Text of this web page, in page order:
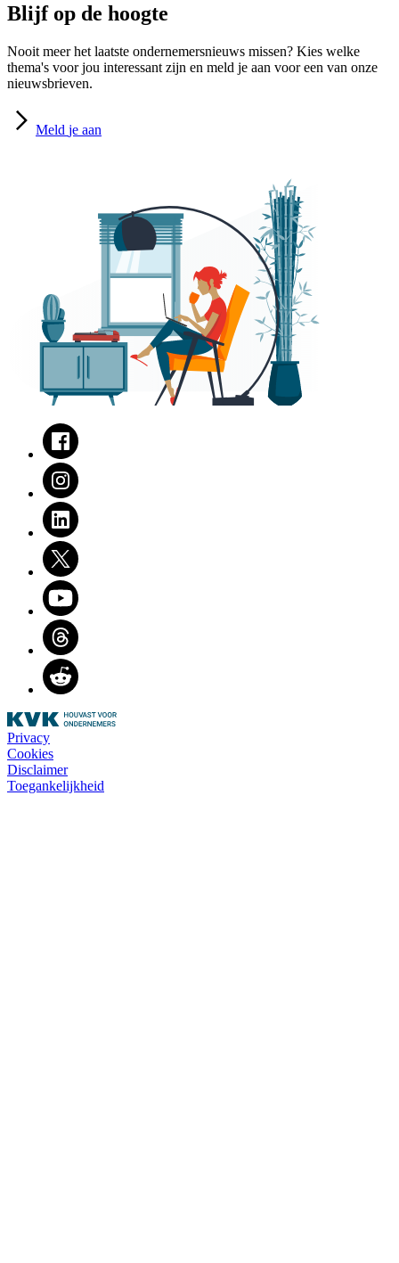
Blijf op de hoogte
Nooit meer het laatste ondernemersnieuws missen? Kies welke
thema's voor jou interessant zijn en meld je aan voor een van onze
nieuwsbrieven.
Meld je aan
Facebook
Instagram
LinkedIn
Twitter
Youtube
Threads
Reddit
Privacy
Cookies
Disclaimer
Toegankelijkheid